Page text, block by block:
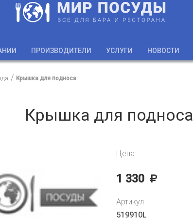
ПРОИЗВОДИТЕЛИ УСЛУГИ НОВОСТИ
Крышка для подноса
Крышка для подноса
Цена
1 330
Артикул
519910L